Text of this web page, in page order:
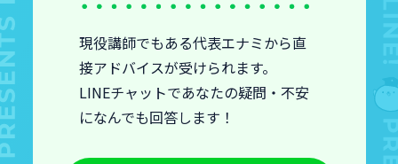
現役講師でもある代表エナミから直
接アドバイスが受けられます。
LINEチャットであなたの疑問・不安
になんでも回答します！